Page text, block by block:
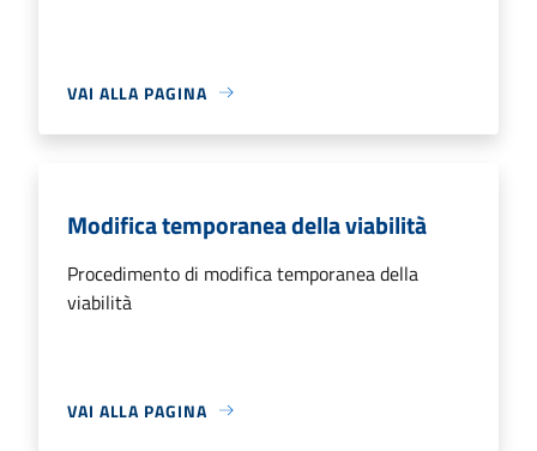
VAI ALLA PAGINA
Modifica temporanea della viabilità
Procedimento di modifica temporanea della
viabilità
VAI ALLA PAGINA